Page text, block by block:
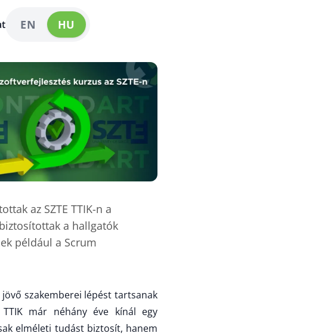
EN HU
az SZTE TTIK-n a
a hallgatók
például a Scrum
szakemberei lépést tartsanak
már néhány éve kínál egy
elméleti tudást biztosít, hanem